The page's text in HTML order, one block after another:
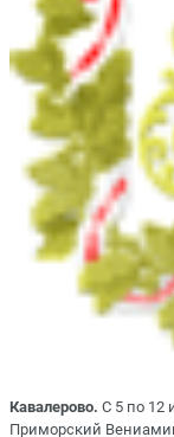
Кавалерово. С 5 по 12
Приморский